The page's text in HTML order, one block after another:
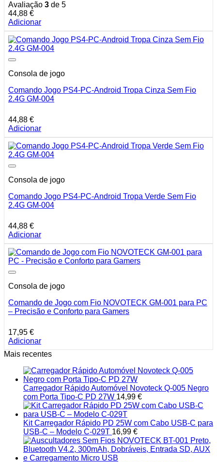
Avaliação 3 de 5
44,88 €
Adicionar
Consola de jogo
Comando Jogo PS4-PC-Android Tropa Cinza Sem Fio
2.4G GM-004
44,88 €
Adicionar
Consola de jogo
Comando Jogo PS4-PC-Android Tropa Verde Sem Fio
2.4G GM-004
44,88 €
Adicionar
Consola de jogo
Comando de Jogo com Fio NOVOTECK GM-001 para PC
– Precisão e Conforto para Gamers
17,95 €
Adicionar
Mais recentes
Carregador Rápido Automóvel Novoteck Q-005 Negro
com Porta Tipo-C PD 27W 14,99 €
Kit Carregador Rápido PD 25W com Cabo USB-C para
USB-C – Modelo C-029T 16,99 €